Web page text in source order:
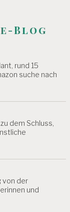
Blog
rund 15
suche nach
dem Schluss,
von der
und